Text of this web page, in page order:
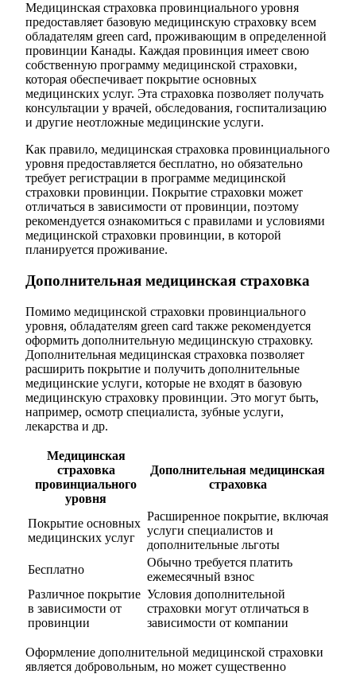
Медицинская страховка провинциального уровня
предоставляет базовую медицинскую страховку всем
обладателям green card, проживающим в определенной
провинции Канады. Каждая провинция имеет свою
собственную программу медицинской страховки,
которая обеспечивает покрытие основных
медицинских услуг. Эта страховка позволяет получать
консультации у врачей, обследования, госпитализацию
и другие неотложные медицинские услуги.
Как правило, медицинская страховка провинциального
уровня предоставляется бесплатно, но обязательно
требует регистрации в программе медицинской
страховки провинции. Покрытие страховки может
отличаться в зависимости от провинции, поэтому
рекомендуется ознакомиться с правилами и условиями
медицинской страховки провинции, в которой
планируется проживание.
Дополнительная медицинская страховка
Помимо медицинской страховки провинциального
уровня, обладателям green card также рекомендуется
оформить дополнительную медицинскую страховку.
Дополнительная медицинская страховка позволяет
расширить покрытие и получить дополнительные
медицинские услуги, которые не входят в базовую
медицинскую страховку провинции. Это могут быть,
например, осмотр специалиста, зубные услуги,
лекарства и др.
Медицинская
страховка
провинциального
уровня
Дополнительная медицинская
страховка
Покрытие основных
медицинских услуг
Расширенное покрытие, включая
услуги специалистов и
дополнительные льготы
Бесплатно
Обычно требуется платить
ежемесячный взнос
Различное покрытие
в зависимости от
провинции
Условия дополнительной
страховки могут отличаться в
зависимости от компании
Оформление дополнительной медицинской страховки
является добровольным, но может существенно